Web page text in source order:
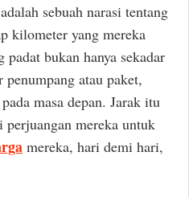
sebuah narasi tentang
kilometer yang mereka
bukan hanya sekadar
atau paket,
masa depan. Jarak itu
mereka untuk
mereka, hari demi hari,